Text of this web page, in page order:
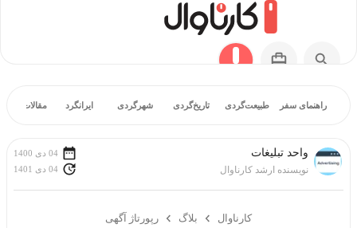
راهنمای سفر طبیعت‌گردی تاریخ‌گردی شهرگردی ایرانگرد مقالات
واحد تبلیغات
نویسنده ارشد کارناوال
04 دی 1400
04 دی 1401
کارناوال بلاگ رپورتاژ آگهی